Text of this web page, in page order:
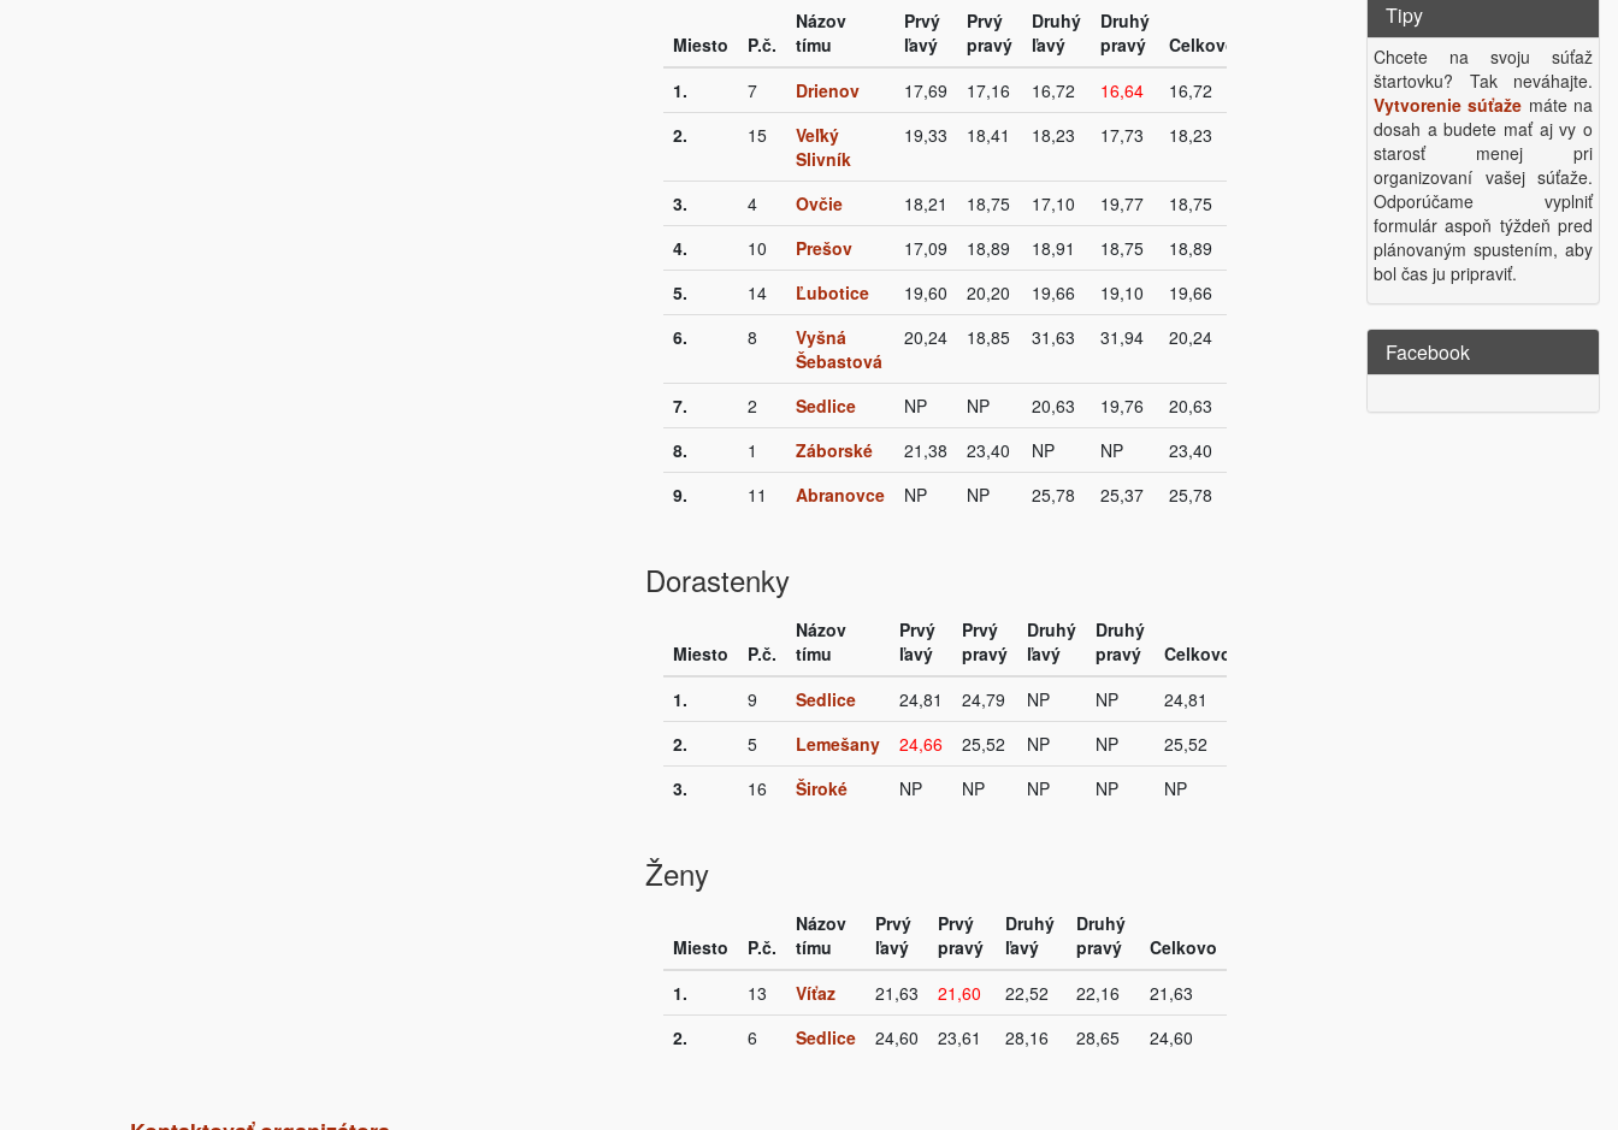
Miesto P.č.
Názov
tímu
Prvý
ľavý
Prvý
pravý
Druhý
ľavý
Druhý
pravý
Celkovo
1.
7 Drienov 17,69 17,16 16,72 16,64
16,72
2.
15
Veľký
Slivník
19,33 18,41 18,23 17,73 18,23
3. 4 Ovčie 18,21 18,75 17,10 19,77
18,75
4.
10 Prešov 17,09 18,89 18,91 18,75
18,89
5.
14 Ľubotice 19,60 20,20 19,66 19,10
19,66
6.
8
Vyšná
Šebastová
20,24 18,85 31,63 31,94 20,24
7. 2 Sedlice NP NP 20,63 19,76
20,63
8.
1 Záborské 21,38 23,40 NP NP
23,40
9.
11 Abranovce NP NP 25,78 25,37 25,78
Dorastenky
Miesto P.č.
Názov
tímu
Prvý
ľavý
Prvý
pravý
Druhý
ľavý
Druhý
pravý
Celkovo
1.
9 Sedlice 24,81 24,79 NP NP
24,81
2.
5 Lemešany 24,66 25,52 NP NP
25,52
3.
16 Široké NP NP NP NP NP
Ženy
Miesto P.č.
Názov
tímu
Prvý
ľavý
Prvý
pravý
Druhý
ľavý
Druhý
pravý
Celkovo
1.
13 Víťaz 21,63 21,60 22,52 22,16
21,63
2.
6 Sedlice 24,60 23,61 28,16 28,65 24,60
Tipy
Chcete na svoju súťaž
štartovku? Tak neváhajte.
Vytvorenie súťaže máte na
dosah a budete mať aj vy o
starosť menej pri
organizovaní vašej súťaže.
Odporúčame vyplniť
formulár aspoň týždeň pred
plánovaným spustením, aby
bol čas ju pripraviť.
Facebook